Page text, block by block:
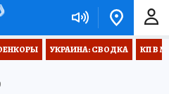
УКРАИНА: СВОДКА КП В